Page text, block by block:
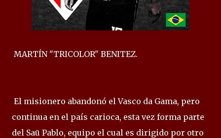
MARTÍN "TRICOLOR" BENITEZ.
El misionero abandonó el Vasco da Gama, pero
continua en el país carioca, esta vez forma parte
del Saū Pablo, equipo el cual es dirigido por otro